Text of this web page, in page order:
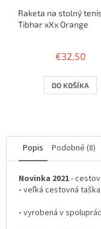
Raketa na stolný
Tibhar xXx Orange
€32,50
DO KOŠÍKA
Popis Podobné (8)
Novinka 2021-
- veľká cestovná
- vyrobená v